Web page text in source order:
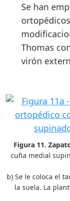
Se han
Thomas
virón
Figura 11.
cuña medial
b) Se le coloca el
la suela. La